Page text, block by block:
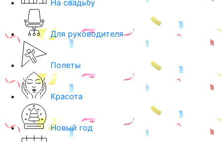
На свадьбу
Для руководителя
Полеты
Красота
Новый год